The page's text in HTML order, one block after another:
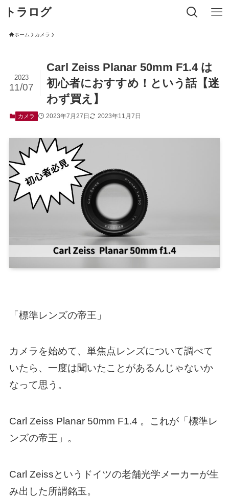
トラログ
ホーム カメラ
Carl Zeiss Planar 50mm F1.4 は
初心者におすすめ！という話【迷
わず買え】
2023
11/07
カメラ 2023年7月27日 2023年11月7日
「標準レンズの帝王」
カメラを始めて、単焦点レンズについて調べて
いたら、一度は聞いたことがあるんじゃないか
なって思う。
Carl Zeiss Planar 50mm F1.4 。これが「標準レ
ンズの帝王」。
Carl Zeissというドイツの老舗光学メーカーが生
み出した所謂銘玉。